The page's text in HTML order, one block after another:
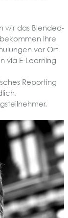
wir das Blended-
Ihre
vor Ort
via E-Learning
Reporting